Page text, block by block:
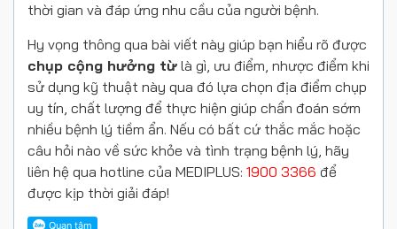
thời gian và đáp ứng nhu cầu của người bệnh.
Hy vọng thông qua bài viết này giúp bạn hiểu rõ được
chụp cộng hưởng từ là gì, ưu điểm, nhược điểm khi
sử dụng kỹ thuật này qua đó lựa chọn địa điểm chụp
uy tín, chất lượng để thực hiện giúp chẩn đoán sớm
nhiều bệnh lý tiềm ẩn. Nếu có bất cứ thắc mắc hoặc
câu hỏi nào về sức khỏe và tình trạng bệnh lý, hãy
liên hệ qua hotline của MEDIPLUS: 1900 3366 để
được kịp thời giải đáp!